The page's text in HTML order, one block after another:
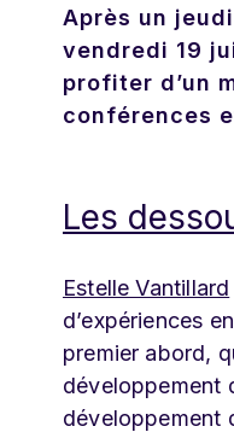
Après un
vendredi 19
profiter d’un
conférences
Les
Estelle Vantillard
d’expériences
premier abord,
développement
développement